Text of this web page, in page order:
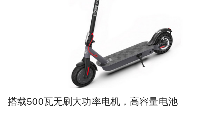
搭载500瓦无刷大功率电机，高容量电池